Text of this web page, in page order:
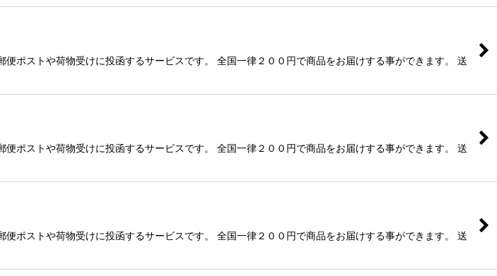
ポストや荷物受けに投函するサービスです。 全国一律２００円で商品をお届けする事ができます。 送
ポストや荷物受けに投函するサービスです。 全国一律２００円で商品をお届けする事ができます。 送
ポストや荷物受けに投函するサービスです。 全国一律２００円で商品をお届けする事ができます。 送